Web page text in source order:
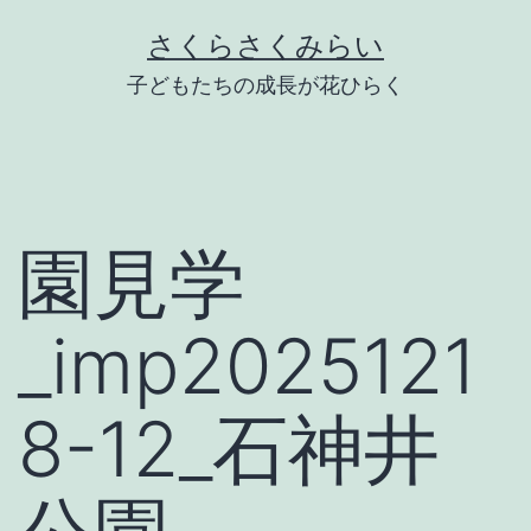
さくらさくみらい
子どもたちの成長が花ひらく
園見学
_imp2025121
8-12_石神井